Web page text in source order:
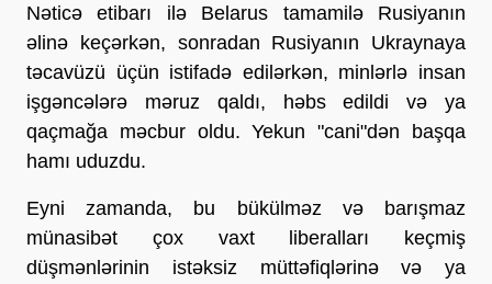
Nəticə etibarı ilə Belarus tamamilə Rusiyanın
əlinə keçərkən, sonradan Rusiyanın Ukraynaya
təcavüzü üçün istifadə edilərkən, minlərlə insan
işgəncələrə məruz qaldı, həbs edildi və ya
qaçmağa məcbur oldu. Yekun "cani"dən başqa
hamı uduzdu.
Eyni zamanda, bu bükülməz və barışmaz
münasibət çox vaxt liberalları keçmiş
düşmənlərinin istəksiz müttəfiqlərinə və ya